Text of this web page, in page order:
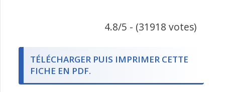
4.8/5 - (31918 votes)
TÉLÉCHARGER PUIS IMPRIMER CETTE
FICHE EN PDF.